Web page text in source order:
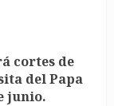
cortes de
del Papa
junio.